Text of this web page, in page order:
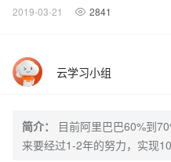
2019-03-21 2841
云学习小组
简介：
目前阿里巴巴60%到
来要经过1-2年的努力，实现